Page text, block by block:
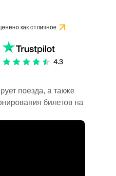
как отличное
поезда, а также
билетов на